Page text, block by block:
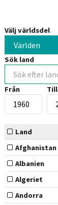
Välj världsdel
Världen
Sök land
Från Till
Land
Afghanistan
Albanien
Algeriet
Andorra